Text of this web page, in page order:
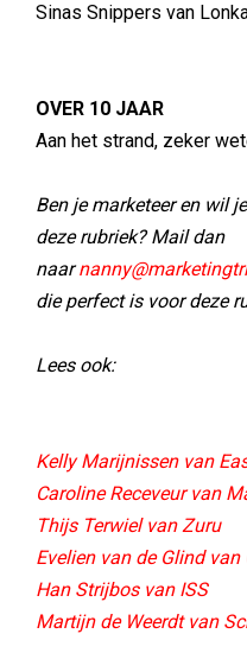
Sinas Snippers van
OVER 10 JAAR
Aan het strand, zeker
Ben je marketeer en wil
deze rubriek? Mail dan
naar
die perfect is voor deze
Lees ook:
Kelly Marijnissen van
Caroline Receveur van
Thijs Terwiel van Zuru
Evelien van de Glind van
Han Strijbos van ISS
Martijn de Weerdt van